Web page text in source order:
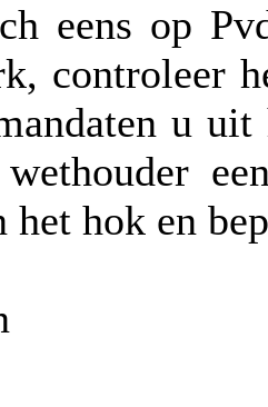
eens op
controleer
u uit
wethouder
het hok en